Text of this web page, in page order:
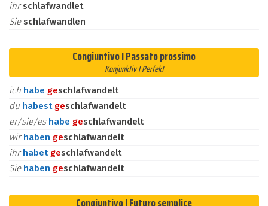
ihrschlafwandlet
Sie schlafwandlen
Congiuntivo I Passato prossimo
Konjunktiv I Perfekt
ich habe geschlafwandelt
du habest geschlafwandelt
er/sie/es habe geschlafwandelt
wirhaben geschlafwandelt
ihrhabet geschlafwandelt
Sie haben geschlafwandelt